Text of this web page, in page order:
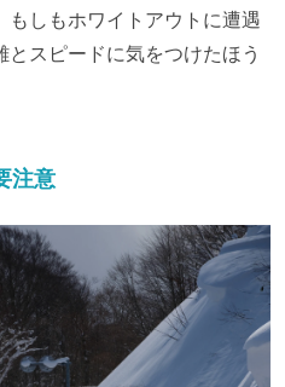
もしもホワイトアウトに遭遇
スピードに気をつけたほう
注意